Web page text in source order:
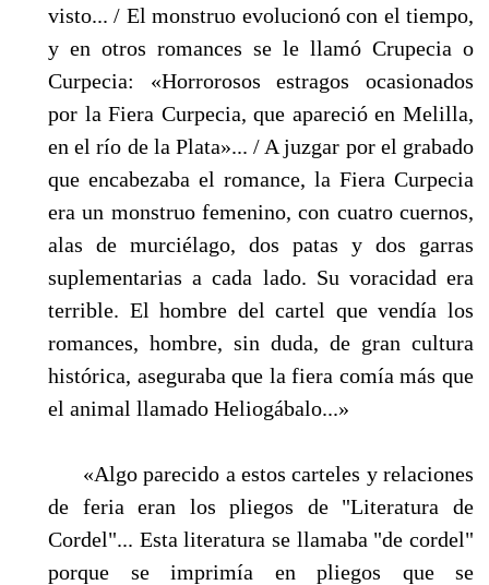
visto... / El monstruo evolucionó con el tiempo,
y en otros romances se le llamó Crupecia o
Curpecia: «Horrorosos estragos ocasionados
por la Fiera Curpecia, que apareció en Melilla,
en el río de la Plata»... / A juzgar por el grabado
que encabezaba el romance, la Fiera Curpecia
era un monstruo femenino, con cuatro cuernos,
alas de murciélago, dos patas y dos garras
suplementarias a cada lado. Su voracidad era
terrible. El hombre del cartel que vendía los
romances, hombre, sin duda, de gran cultura
histórica, aseguraba que la fiera comía más que
el animal llamado Heliogábalo...»
«Algo parecido a estos carteles y relaciones
de feria eran los pliegos de "Literatura de
Cordel"... Esta literatura se llamaba "de cordel"
porque se imprimía en pliegos que se